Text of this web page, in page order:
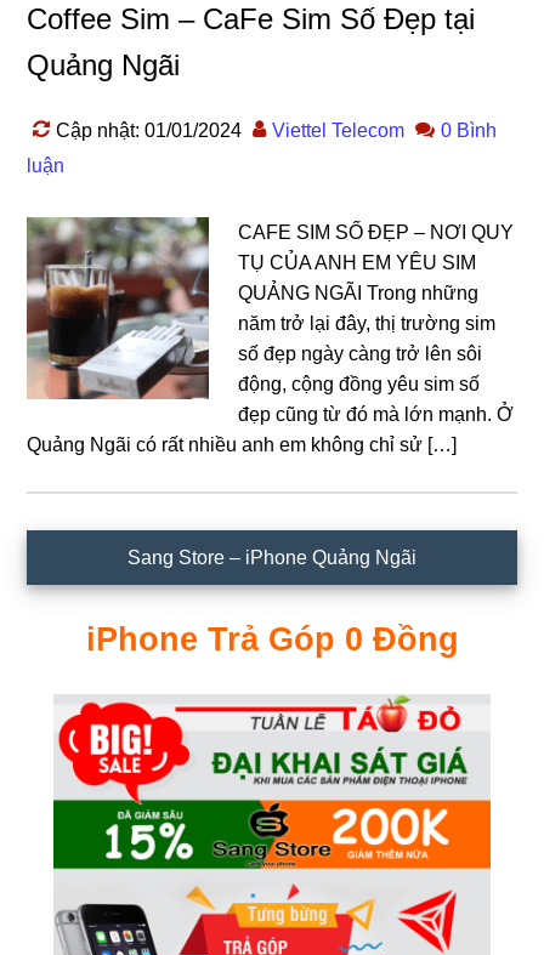
Coffee Sim – CaFe Sim Số Đẹp tại
Quảng Ngãi
Cập nhật: 01/01/2024 Viettel Telecom
0 Bình
luận
CAFE SIM SỐ ĐẸP – NƠI QUY
TỤ CỦA ANH EM YÊU SIM
QUẢNG NGÃI Trong những
năm trở lại đây, thị trường sim
số đẹp ngày càng trở lên sôi
động, cộng đồng yêu sim số
đẹp cũng từ đó mà lớn mạnh. Ở
Quảng Ngãi có rất nhiều anh em không chỉ sử […]
chính
Sang Store – iPhone Quảng Ngãi
iPhone Trả Góp 0 Đồng